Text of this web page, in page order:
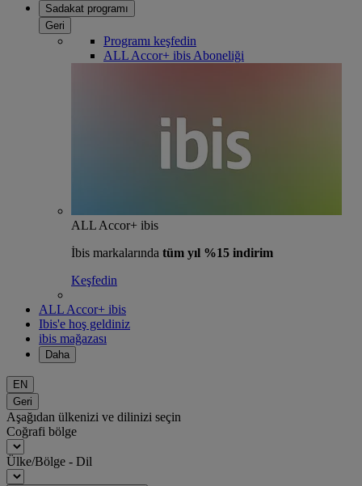
Sadakat programı
Geri
Programı keşfedin
ALL Accor+ ibis Aboneliği
ALL Accor+ ibis
İbis markalarında tüm yıl %15 indirim
Keşfedin
ALL Accor+ ibis
Ibis'e hoş geldiniz
ibis mağazası
Daha
EN
Geri
Aşağıdan ülkenizi ve dilinizi seçin
Coğrafi bölge
Ülke/Bölge - Dil